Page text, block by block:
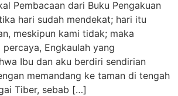
Pembacaan dari Buku Pengakuan
hari sudah mendekat; hari itu
meskipun kami tidak; maka
Engkaulah yang
Ibu dan aku berdiri sendirian
memandang ke taman di tengah
Tiber, sebab […]